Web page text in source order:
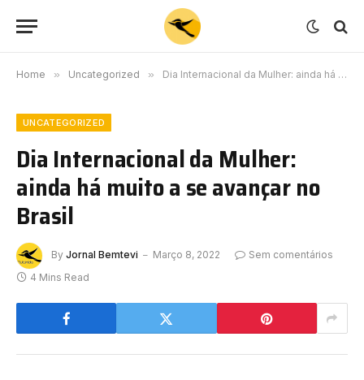
Home » Uncategorized » Dia Internacional da Mulher: ainda há muito a se avançar no Brasil
UNCATEGORIZED
Dia Internacional da Mulher:
ainda há muito a se avançar no
Brasil
By Jornal Bemtevi Março 8, 2022
Sem comentários
4 Mins Read